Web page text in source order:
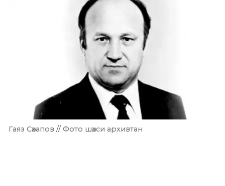
Гаяз Сәхапов // Фото шәхси архивтан